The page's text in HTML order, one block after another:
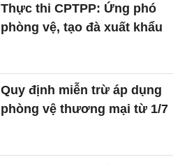
Thực thi CPTPP: Ứng phó
phòng vệ, tạo đà xuất khẩu
Quy định miễn trừ áp dụng
phòng vệ thương mại từ 1/7